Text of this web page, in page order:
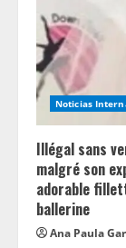
i
n
g
Noticias
Illégal sans
malgré son
adorable
ballerine
Ana Paula